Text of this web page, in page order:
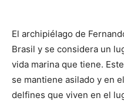
El archipiélago de
Brasil y se considera un
vida marina que tiene.
se mantiene asilado y en
delfines que viven en el